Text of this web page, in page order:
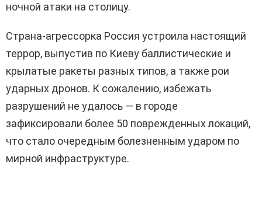
ночной атаки на столицу.
Страна-агрессорка Россия устроила настоящий
террор, выпустив по Киеву баллистические и
крылатые ракеты разных типов, а также рои
ударных дронов. К сожалению, избежать
разрушений не удалось — в городе
зафиксировали более 50 поврежденных локаций,
что стало очередным болезненным ударом по
мирной инфраструктуре.